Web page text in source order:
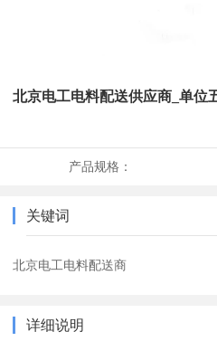
北京电工电料配送供应商_单位
产品规格：
关键词
北京电工电料配送商
详细说明